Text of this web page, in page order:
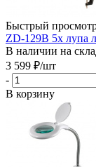
Быстрый
ZD-129B 5x лупа
В наличии на
3 599 ₽/шт
-
В корзину